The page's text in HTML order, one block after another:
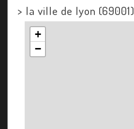
> la ville de lyon (69001)
+
−